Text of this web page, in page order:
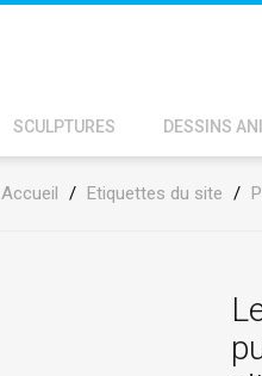
SCULPTURES DESSINS
Accueil / Etiquettes du site /